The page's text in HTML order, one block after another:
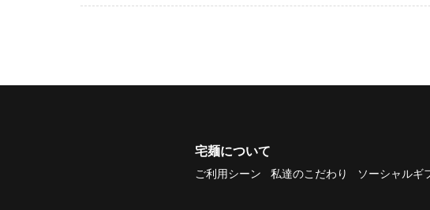
宅麺について
ご利用シーン 私達のこだわり ソーシャルギ